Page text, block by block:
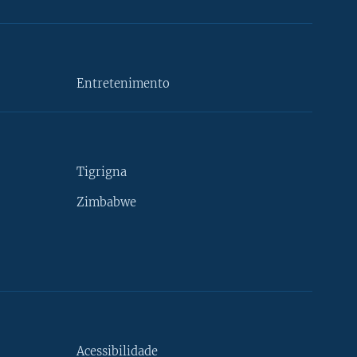
Entretenimento
Tigrigna
Zimbabwe
Acessibilidade